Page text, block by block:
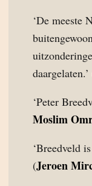
‘De meeste
‘Peter
Moslim
‘Breedveld
(Jeroen